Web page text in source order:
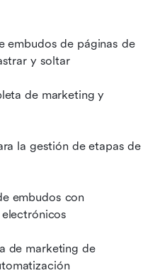
embudos de páginas de
y soltar
de marketing y
la gestión de etapas de
embudos con
de marketing de